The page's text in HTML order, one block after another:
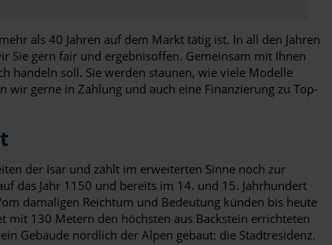
als 40 Jahren auf dem Markt tätig ist. In all den Jahren
Sie gern fair und ergebnisoffen. Gemeinsam mit Ihnen
handeln soll. Sie werden staunen, wie viele Modelle
gerne in Zahlung und auch eine Finanzierung zu Top-
der Isar und zählt im erweiterten Sinne noch zur
das Jahr 1150 und bereits im 14. und 15. Jahrhundert
damaligen Reichtum und Bedeutung künden bis heute
mit 130 Metern den höchsten aus Backstein errichteten
Gebäude nördlich der Alpen gebaut: die Stadtresidenz.